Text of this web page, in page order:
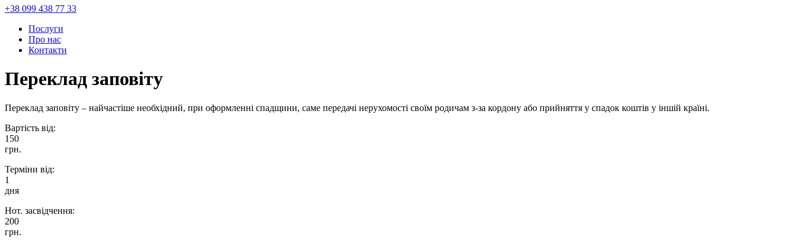
+38 099 438 77 33
Послуги
Про нас
Контакти
Переклад заповіту
Переклад заповіту – найчастіше необхідний, при оформленні спадщини, саме передачі нерухомості своїм родичам з-за кордону або прийняття у спадок коштів у іншій країні.
Вартість від:
150
грн.
Терміни від:
1
дня
Нот. засвідчення:
200
грн.